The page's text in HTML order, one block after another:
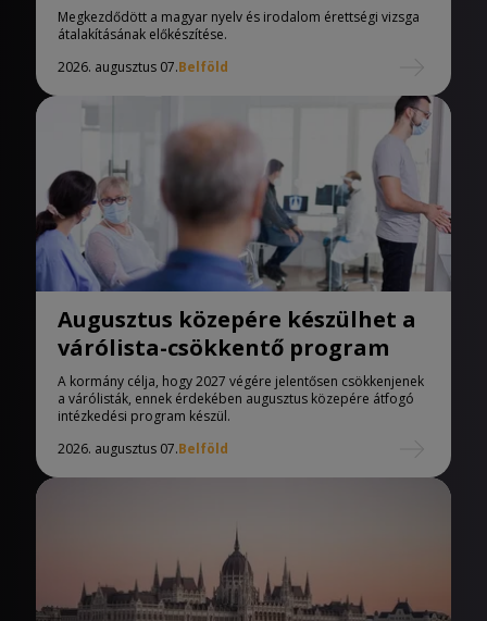
Megkezdődött a magyar nyelv és irodalom érettségi vizsga
átalakításának előkészítése.
2026. augusztus 07.Belföld
Augusztus közepére készülhet a
várólista-csökkentő program
A kormány célja, hogy 2027 végére jelentősen csökkenjenek
a várólisták, ennek érdekében augusztus közepére átfogó
intézkedési program készül.
2026. augusztus 07.Belföld